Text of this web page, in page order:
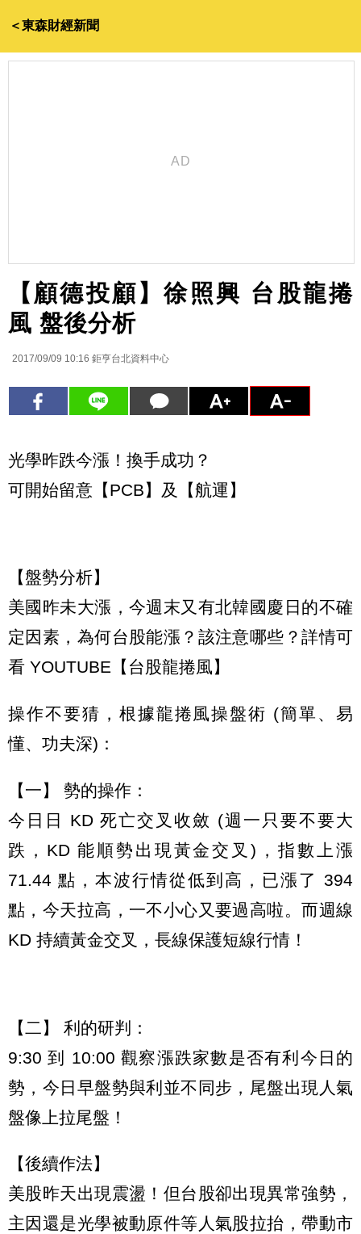
＜東森財經新聞
【顧德投顧】徐照興 台股龍捲
風 盤後分析
2017/09/09 10:16 鉅亨台北資料中心
光學昨跌今漲！換手成功？
可開始留意【PCB】及【航運】
【盤勢分析】
美國昨未大漲，今週末又有北韓國慶日的不確
定因素，為何台股能漲？該注意哪些？詳情可
看 YOUTUBE【台股龍捲風】
操作不要猜，根據龍捲風操盤術 (簡單、易
懂、功夫深)：
【一】 勢的操作：
今日日 KD 死亡交叉收斂 (週一只要不要大
跌，KD 能順勢出現黃金交叉)，指數上漲
71.44 點，本波行情從低到高，已漲了 394
點，今天拉高，一不小心又要過高啦。而週線
KD 持續黃金交叉，長線保護短線行情！
【二】 利的研判：
9:30 到 10:00 觀察漲跌家數是否有利今日的
勢，今日早盤勢與利並不同步，尾盤出現人氣
盤像上拉尾盤！
【後續作法】
美股昨天出現震盪！但台股卻出現異常強勢，
主因還是光學被動原件等人氣股拉抬，帶動市